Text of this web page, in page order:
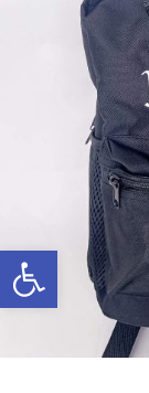
פתח סרגל נגישות